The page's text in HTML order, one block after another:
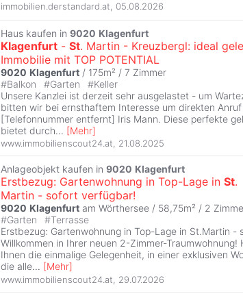
immobilien.derstandard.at, 05.08.2026
Haus kaufen in 9020 Klagenfurt
Klagenfurt - St. Martin - Kreuzbergl: ideal
Immobilie mit TOP POTENTIAL
9020 Klagenfurt / 175m² / 7 Zimmer
#Balkon #Garten #Keller
Unsere Kanzlei ist derzeit sehr ausgelastet - um
bitten wir bei ernsthaftem Interesse um direkten
[Telefonnummer entfernt] Iris Mann. Diese perfekte
bietet durch... [Mehr]
www.immobilienscout24.at, 21.08.2025
Anlageobjekt kaufen in 9020 Klagenfurt
Erstbezug: Gartenwohnung in Top-Lage in St.
Martin - sofort verfügbar!
9020 Klagenfurt am Wörthersee / 58,75m² / 2
#Garten #Terrasse
Erstbezug: Gartenwohnung in Top-Lage in St.Martin -
Willkommen in Ihrer neuen 2-Zimmer-Traumwohnung!
Ihnen die einmalige Gelegenheit, in einer exklusiven
die alle... [Mehr]
www.immobilienscout24.at 29.07.2026